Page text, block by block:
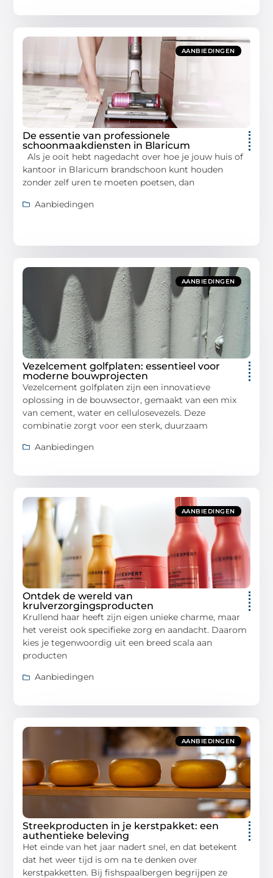
AANBIEDINGEN
De essentie van professionele
schoonmaakdiensten in Blaricum
Als je ooit hebt nagedacht over hoe je jouw huis of
kantoor in Blaricum brandschoon kunt houden
zonder zelf uren te moeten poetsen, dan
Aanbiedingen
AANBIEDINGEN
Vezelcement golfplaten: essentieel voor
moderne bouwprojecten
Vezelcement golfplaten zijn een innovatieve
oplossing in de bouwsector, gemaakt van een mix
van cement, water en cellulosevezels. Deze
combinatie zorgt voor een sterk, duurzaam
Aanbiedingen
AANBIEDINGEN
Ontdek de wereld van
krulverzorgingsproducten
Krullend haar heeft zijn eigen unieke charme, maar
het vereist ook specifieke zorg en aandacht. Daarom
kies je tegenwoordig uit een breed scala aan
producten
Aanbiedingen
AANBIEDINGEN
Streekproducten in je kerstpakket: een
authentieke beleving
Het einde van het jaar nadert snel, en dat betekent
dat het weer tijd is om na te denken over
kerstpakketten. Bij fishspaalbergen begrijpen ze